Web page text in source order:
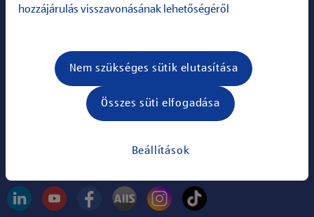
Állások
hozzájárulás visszavonásának lehetőségéről
Beállítások
Nem szükséges sütik elutasítása
Összes süti elfogadása